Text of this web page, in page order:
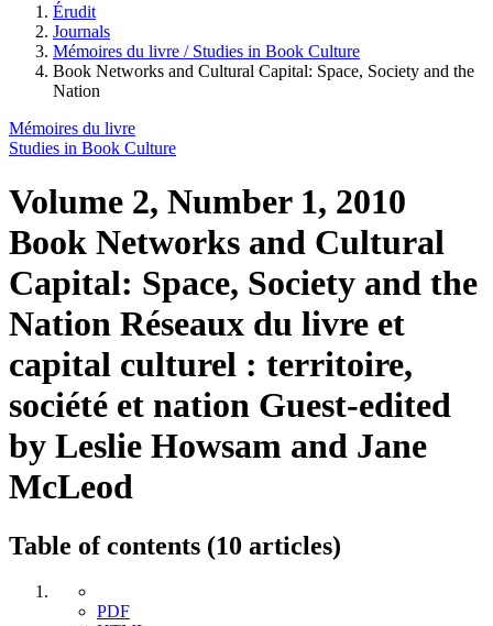
Érudit
Journals
Mémoires du livre / Studies in Book Culture
Book Networks and Cultural Capital: Space, Society and the
Nation
Mémoires du livre
Studies in Book Culture
Volume 2, Number 1, 2010
Book Networks and Cultural
Capital: Space, Society and the
Nation Réseaux du livre et
capital culturel : territoire,
société et nation Guest-edited
by Leslie Howsam and Jane
McLeod
Table of contents (10 articles)
PDF